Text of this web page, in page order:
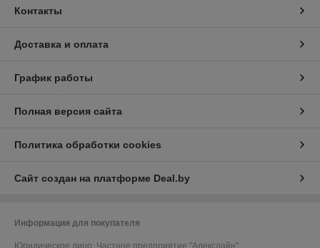
Контакты
Доставка и оплата
График работы
Полная версия сайта
Политика обработки cookies
Сайт создан на платформе Deal.by
Информация для покупателя
Юридическое лицо: Частное предприятие "Алекслайн"